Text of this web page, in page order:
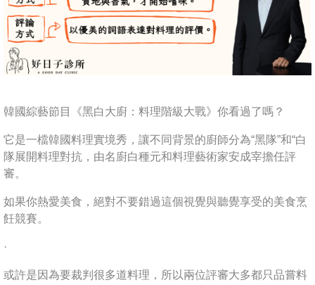
韓國綜藝節目《黑白大廚：料理階級大戰》你看過了嗎？
它是一檔韓國料理實境秀，讓不同背景的廚師分為“黑隊”和“白
隊展開料理對抗，由名廚白種元和料理藝術家安成宰擔任評
審。
如果你熱愛美食，絕對不要錯過這個視覺與聽覺享受的美食烹
飪競賽。
·
或許是因為要裁判很多道料理，所以兩位評審大多都只品嘗料